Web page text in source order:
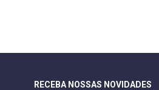
RECEBA NOSSAS NOVIDADES